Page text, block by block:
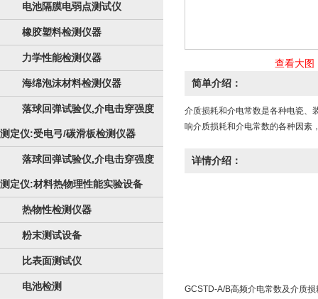
电池隔膜电弱点测试仪
橡胶塑料检测仪器
力学性能检测仪器
海绵泡沫材料检测仪器
落球回弹试验仪,介电击穿强度
测定仪:受电弓/碳滑板检测仪器
落球回弹试验仪,介电击穿强度
测定仪:材料热物理性能实验设备
热物性检测仪器
粉末测试设备
比表面测试仪
电池检测
查看大图
简单介绍：
介质损耗和介电常数是各种电瓷、
响介质损耗和介电常数的各种因素
详情介绍：
GCSTD-A/B高频介电常数及介质